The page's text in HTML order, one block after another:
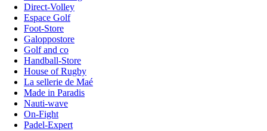
Direct-Volley
Espace Golf
Foot-Store
Galoppostore
Golf and co
Handball-Store
House of Rugby
La sellerie de Maé
Made in Paradis
Nauti-wave
On-Fight
Padel-Expert